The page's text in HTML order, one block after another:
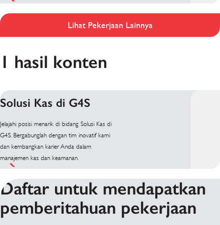
Lihat Pekerjaan Lainnya
1 hasil konten
Solusi Kas di G4S
Jelajahi posisi menarik di bidang Solusi Kas di
G4S. Bergabunglah dengan tim inovatif kami
dan kembangkan karier Anda dalam
manajemen kas dan keamanan.
Daftar untuk mendapatkan
pemberitahuan pekerjaan